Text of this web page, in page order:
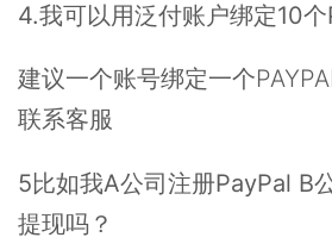
4.我可以用泛付账户绑定10个
建议一个账号绑定一个
联系客服
5比如我A公司注册PayPal B
提现吗？